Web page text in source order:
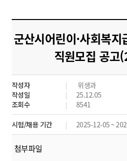
도
시
군
산
군산시어린이·사회복
직원모집 공
작성자
위생과
작성일
25.12.05
조회수
8541
시험/채용 기간 2025-12-05 ~
첨부파일